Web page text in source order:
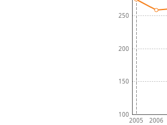
2005 2006
100
150
200
250